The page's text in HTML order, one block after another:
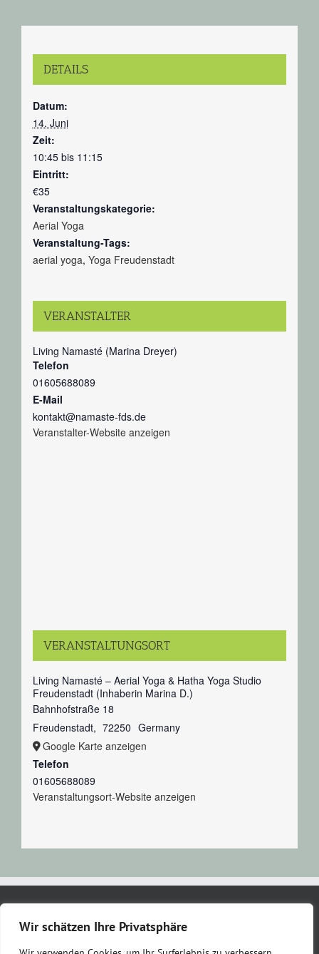
Wir schätzen Ihre Privatsphäre
DETAILS
Datum:
14. Juni
Zeit:
10:45 bis 11:15
Eintritt:
€35
Veranstaltungskategorie:
Aerial Yoga
Veranstaltung-Tags:
aerial yoga, Yoga Freudenstadt
VERANSTALTER
Living Namasté (Marina Dreyer)
Telefon
01605688089
E-Mail
kontakt@namaste-fds.de
Veranstalter-Website anzeigen
VERANSTALTUNGSORT
Living Namasté – Aerial Yoga & Hatha Yoga Studio
Freudenstadt (Inhaberin Marina D.)
Bahnhofstraße 18
Freudenstadt, 72250 Germany
Google Karte anzeigen
Telefon
01605688089
Veranstaltungsort-Website anzeigen